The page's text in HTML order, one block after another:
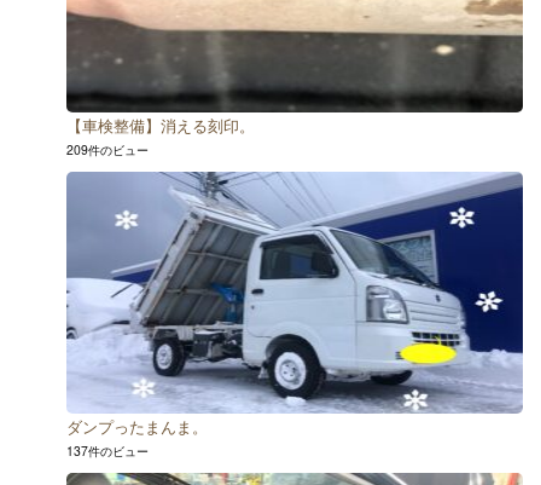
【車検整備】消える刻印。
209件のビュー
ダンプったまんま。
137件のビュー